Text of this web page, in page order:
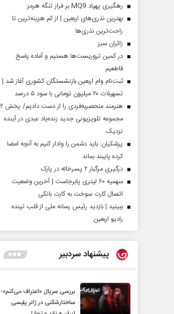
رهگیری پهپاد MQ9 بر فراز تنگه هرمز
بهترین نذری‌های اربعین | از کم هزینه‌ترین تا
راحت‌ترین نذری‌ها
‌زائران سبز
در کمین تروریست‌ها هستیم و آماده پاسخ
قاطعیم
ثبت‌نام وام اربعین بازنشستگان کشوری آغاز شد |
تسهیلات ۲۰ میلیون تومانی با سود ۵ درصد
هنرمند منحصر‌به‌فردی را از دست دادیم/ پخش ۲
مجموعه تلویزیونی جدید زنده‌یاد عبدی در آینده
نزدیک
پزشکیان: باید دشمن را وادار کنیم به آنچه امضا
کرده پایبند بماند
درگیری مرگبار ۲ پسرخاله در پارک
سهمیه ۶۰ لیتری پابرجاست | آخرین وضعیت
اتصال کارت سوخت به کارت بانکی
ببینید | بازدید رئیس رسانه ملی از قلب تپنده
رادیو اربعین
پیشنهاد سردبیر
بررسی سریال «اعتراف می‌کنم»؛
ساختارشکنی در ژانر پلیسی